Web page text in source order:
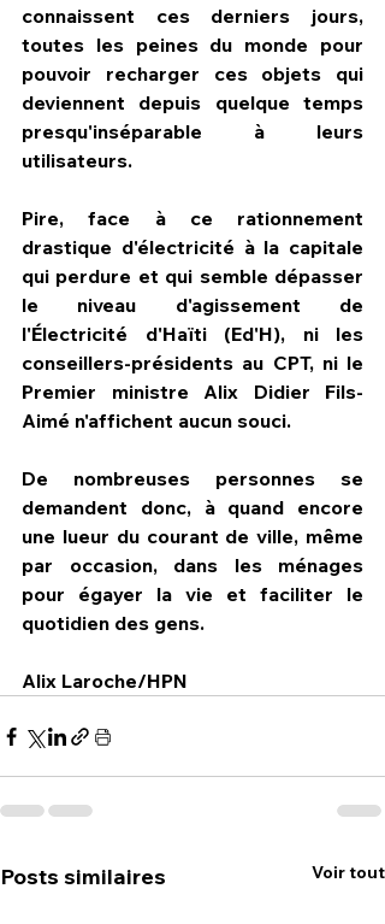
connaissent ces derniers jours,
toutes les peines du monde pour
pouvoir recharger ces objets qui
deviennent depuis quelque temps
presqu'inséparable à leurs
utilisateurs.
Pire, face à ce rationnement
drastique d'électricité à la capitale
qui perdure et qui semble dépasser
le niveau d'agissement de
l'Électricité d'Haïti (Ed'H), ni les
conseillers-présidents au CPT, ni le
Premier ministre Alix Didier Fils-
Aimé n'affichent aucun souci.
De nombreuses personnes se
demandent donc, à quand encore
une lueur du courant de ville, même
par occasion, dans les ménages
pour égayer la vie et faciliter le
quotidien des gens.
Alix Laroche/HPN
Posts similaires Voir tout